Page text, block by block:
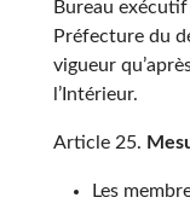
Bureau
Préfecture du
vigueur
l’Intérieur.
Article 25.
Les